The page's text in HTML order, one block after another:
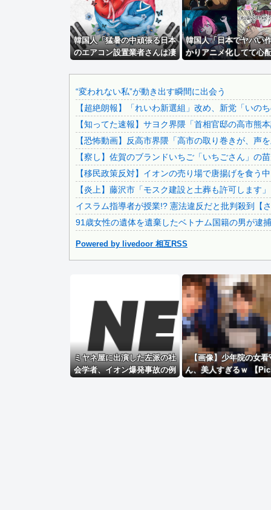
【ｗ】財務省「減税反対！」 → 高市総理「ふ～ん、人事権
【動画】美人ボートレーサーさん(24)、ガチで美人www...
【イオンモール熊本爆発】経産省が原因をほぼ特定、全国
【悲報】週刊少年ジャンプ、史上初の100万部割れ 全盛期
パヨク「アジア人民、中国人民と連帯して戦おー！悪政高
専門家「日本車はダサい、見てて恥ずかしい」
【草】アル中「水飲みたくない！」 グラス「はい転倒」
【ラブライブ！虹ヶ咲学園スクールアイドル同好会】フリ
【速報】れいわ新選組さん「いのちの党」に改名ｗｗｗｗ
【ネタバレ】 ワンピース、ルフィ絶体絶命の超展開ｗｗｗ
【画像】 福岡、こんなのが普通に走ってるｗｗｗｗｗｗｗ
【速報】 専門家「イオンモール熊本の爆心地に”こんなもの
（ ´_ゝ`）中道幹事長、食料品消費税2年間1%の閣議決...
【凄い】 LINE上司「休日で悪いけど会社来て！」ワイ「...
【速報】 フジ、ついに真実を明かす「当社ドラマ制作に関
Powered by livedoor 相互RSS
韓国人「猛暑の中頑張る日本
のエアコン設置業者さんは凄
韓国人「日本でヤバい
かりアニメ化してて心
“変われない私”が動き出す瞬間に出会う
【超絶朗報】「れいわ新選組」改め、新党「いの
【知ってた速報】サヨク界隈「首相官邸の高市
【恐怖動画】反高市界隈「高市の取り巻きが、
【察し】佐賀のブランドいちご「いちごさん」の
【移民政策反対】イオンの売り場で唐揚げを食う
【炎上】藤沢市「モスク建設と土葬も許可します
イスラム指導者が授業!? 憲法違反だと批判殺到【
91歳女性の遺体を遺棄したベトナム国籍の男が逮
Powered by livedoor 相互RSS
ミヤネ屋に出演した左派の社
会学者、イオン爆発事故の例
【画像】少年院の女看
ん、美人すぎるｗ 【